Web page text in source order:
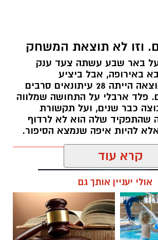
באר שבע עשתה צעד ענק
באירופה, אבל ביציע
העיתונאים התוצאה הייתה 28 עיתונאים סרבים
פלד ארבלי על התחושה שמלווה
כבר שנים, ועל תקשורת
שהתפקיד שלה הוא לא לרדוף
להיות איפה שנמצא הסיפור.
שבע
קרא עוד
אולי יעניין אותך גם